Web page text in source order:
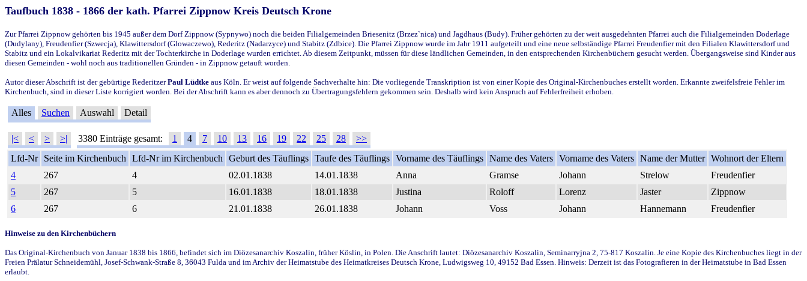
Taufbuch 1838 - 1866 der kath. Pfarrei Zippnow Kreis Deutsch Krone
Zur Pfarrei Zippnow gehörten bis 1945 außer dem Dorf Zippnow (Sypnywo) noch die beiden Filialgemeinden Briesenitz (Brzez`nica) und Jagdhaus (Budy). Früher gehörten zu der weit ausgedehnten Pfarrei auch die Filialgemeinden Doderlage
(Dudylany), Freudenfier (Szwecja), Klawittersdorf (Glowaczewo), Rederitz (Nadarzyce) und Stabitz (Zdbice). Die Pfarrei Zippnow wurde im Jahr 1911 aufgeteilt und eine neue selbständige Pfarrei Freudenfier mit den Filialen Klawittersdorf und
Stabitz und ein Lokalvikariat Rederitz mit der Tochterkirche in Doderlage wurden errichtet. Ab diesem Zeitpunkt, müssen für diese ländlichen Gemeinden, in den entsprechenden Kirchenbüchern gesucht werden. Übergangsweise sind Kinder aus
diesen Gemeinden - wohl noch aus traditionellen Gründen - in Zippnow getauft worden.
Autor dieser Abschrift ist der gebürtige RederitzerPaul Lüdtke aus Köln. Er weist auf folgende Sachverhalte hin: Die vorliegende Transkription ist von einer Kopie des Original-Kirchenbuches erstellt worden. Erkannte zweifelsfreie Fehler im
Kirchenbuch, sind in dieser Liste korrigiert worden. Bei der Abschrift kann es aber dennoch zu Übertragungsfehlern gekommen sein. Deshalb wird kein Anspruch auf Fehlerfreiheit erhoben.
Alles Suchen Auswahl Detail
|< < > >| 3380 Einträge gesamt: 1 4 7 10 13 16 19 22 25 28
>>
Lfd-Nr
Seite im Kirchenbuch Lfd-Nr im Kirchenbuch Geburt des Täuflings Taufe des Täuflings Vorname des Täuflings Name des Vaters Vorname des Vaters Name der Mutter Wohnort der Eltern
4
267 4 02.01.1838 14.01.1838 Anna Gramse Johann Strelow
Freudenfier
5
267 5 16.01.1838 18.01.1838 Justina Roloff Lorenz Jaster
Zippnow
6
267 6 21.01.1838 26.01.1838 Johann Voss Johann Hannemann Freudenfier
Hinweise zu den Kirchenbüchern
Das Original-Kirchenbuch von Januar 1838 bis 1866, befindet sich im Diözesanarchiv Koszalin, früher Köslin, in Polen. Die Anschrift lautet: Diözesanarchiv Koszalin, Seminarryjna 2, 75-817 Koszalin. Je eine Kopie des Kirchenbuches liegt in der
Freien Prälatur Schneidemühl, Josef-Schwank-Straße 8, 36043 Fulda und im Archiv der Heimatstube des Heimatkreises Deutsch Krone, Ludwigsweg 10, 49152 Bad Essen. Hinweis: Derzeit ist das Fotografieren in der Heimatstube in Bad Essen
erlaubt.